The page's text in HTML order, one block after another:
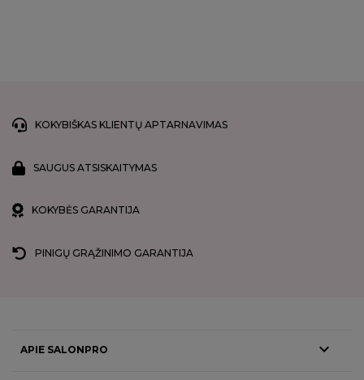
KOKYBIŠKAS KLIENTŲ APTARNAVIMAS
SAUGUS ATSISKAITYMAS
KOKYBĖS GARANTIJA
PINIGŲ GRĄŽINIMO GARANTIJA
APIE SALONPRO 